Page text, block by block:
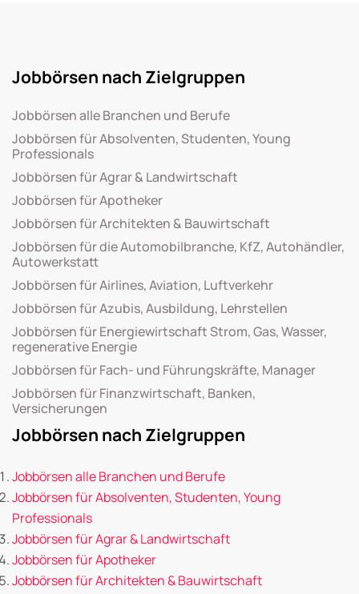
Jobbörsen nach Zielgruppen
Jobbörsen alle Branchen und Berufe
Jobbörsen für Absolventen, Studenten, Young
Professionals
Jobbörsen für Agrar & Landwirtschaft
Jobbörsen für Apotheker
Jobbörsen für Architekten & Bauwirtschaft
Jobbörsen für die Automobilbranche, KfZ, Autohändler,
Autowerkstatt
Jobbörsen für Airlines, Aviation, Luftverkehr
Jobbörsen für Azubis, Ausbildung, Lehrstellen
Jobbörsen für Energiewirtschaft Strom, Gas, Wasser,
regenerative Energie
Jobbörsen für Fach- und Führungskräfte, Manager
Jobbörsen für Finanzwirtschaft, Banken,
Versicherungen
Jobbörsen nach Zielgruppen
Jobbörsen alle Branchen und Berufe
Jobbörsen für Absolventen, Studenten, Young
Professionals
Jobbörsen für Agrar & Landwirtschaft
Jobbörsen für Apotheker
Jobbörsen für Architekten & Bauwirtschaft